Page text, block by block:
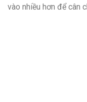
vào nhiều hơn để cân